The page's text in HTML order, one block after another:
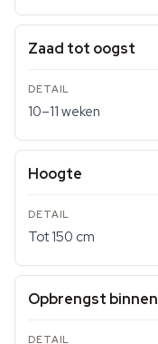
Zaad tot oogst
10–11 weken
Hoogte
Tot 150 cm
Opbrengst binnen